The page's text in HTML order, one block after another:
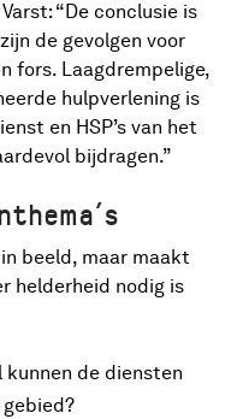
“De conclusie is
de gevolgen voor
fors. Laagdrempelige,
hulpverlening is
en HSP’s van het
bijdragen.”
beeld, maar maakt
helderheid nodig is
kunnen de diensten